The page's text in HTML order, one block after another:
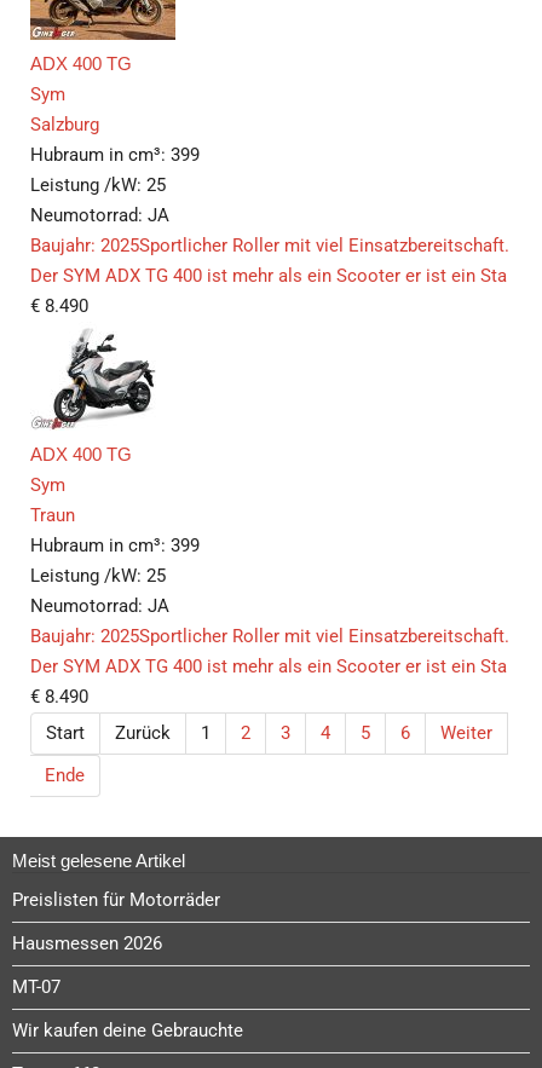
ADX 400 TG
Sym
Salzburg
Hubraum in cm³: 399
Leistung /kW: 25
Neumotorrad: JA
Baujahr: 2025Sportlicher Roller mit viel Einsatzbereitschaft.
Der SYM ADX TG 400 ist mehr als ein Scooter er ist ein Sta
€ 8.490
ADX 400 TG
Sym
Traun
Hubraum in cm³: 399
Leistung /kW: 25
Neumotorrad: JA
Baujahr: 2025Sportlicher Roller mit viel Einsatzbereitschaft.
Der SYM ADX TG 400 ist mehr als ein Scooter er ist ein Sta
€ 8.490
Start
Zurück 1 2 3 4 5 6
Weiter
Ende
Meist gelesene Artikel
Preislisten für Motorräder
Hausmessen 2026
MT-07
Wir kaufen deine Gebrauchte